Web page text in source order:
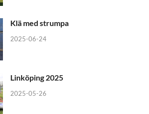
Klä med strumpa
2025-06-24
Linköping 2025
2025-05-26